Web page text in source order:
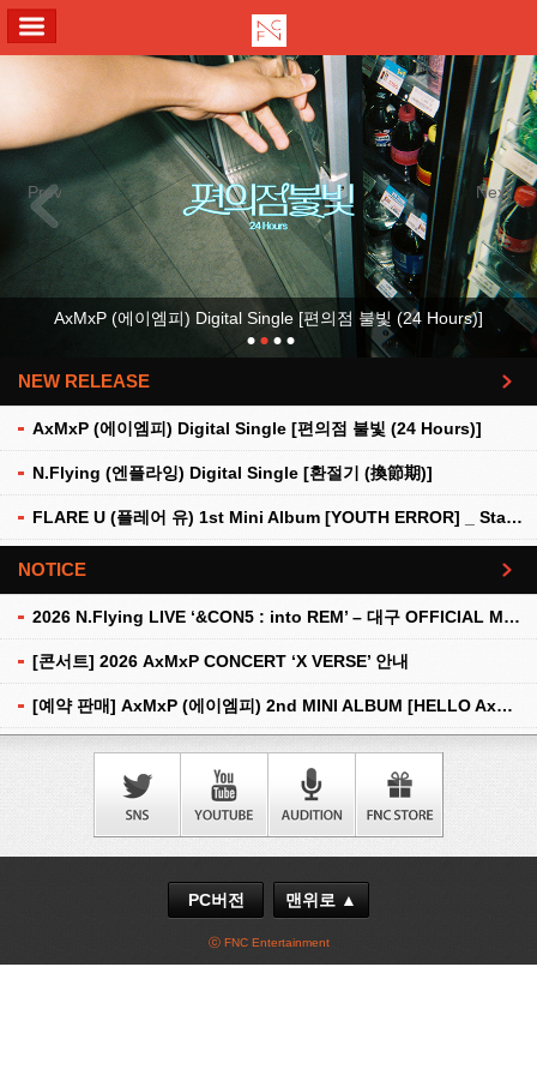
Previous Next
AxMxP (에이엠피) Digital Single [편의점 불빛 (24 Hours)]
NEW RELEASE
AxMxP (에이엠피) Digital Single [편의점 불빛 (24 Hours)]
N.Flying (엔플라잉) Digital Single [환절기 (換節期)]
FLARE U (플레어 유) 1st Mini Album [YOUTH ERROR] _ Stationery Kit Ver.
더보기
NOTICE
2026 N.Flying LIVE ‘&CON5 : into REM’ – 대구 OFFICIAL MD 현장 판매 안내
[콘서트] 2026 AxMxP CONCERT ‘X VERSE’ 안내
[예약 판매] AxMxP (에이엠피) 2nd MINI ALBUM [HELLO AxMxP] 예약 판매 안내
더보기
PC버전 맨위로 ▲
ⓒ FNC Entertainment